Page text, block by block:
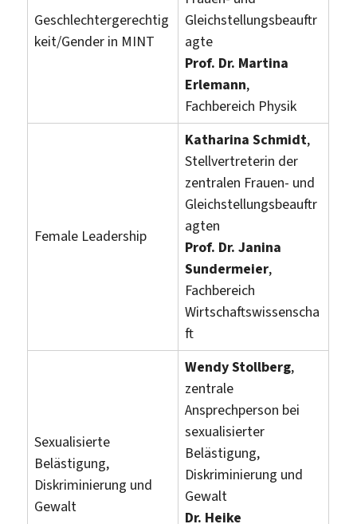
Geschlechtergerechtig
keit/Gender in MINT
Gleichstellungsbeauftr
agte
Prof. Dr. Martina
Erlemann,
Fachbereich Physik
Female Leadership
Katharina Schmidt,
Stellvertreterin der
zentralen Frauen- und
Gleichstellungsbeauftr
agten
Prof. Dr. Janina
Sundermeier,
Fachbereich
Wirtschaftswissenscha
ft
Sexualisierte
Belästigung,
Diskriminierung und
Gewalt
Wendy Stollberg,
zentrale
Ansprechperson bei
sexualisierter
Belästigung,
Diskriminierung und
Gewalt
Dr. Heike